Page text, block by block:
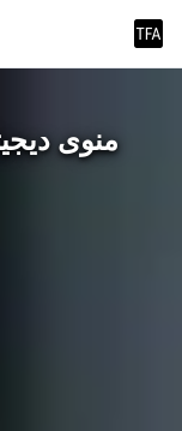
منوی